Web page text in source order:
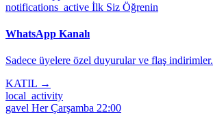
notifications_active İlk Siz Öğrenin
WhatsApp Kanalı
Sadece üyelere özel duyurular ve flaş indirimler.
KATIL →
local_activity
gavel Her Çarşamba 22:00